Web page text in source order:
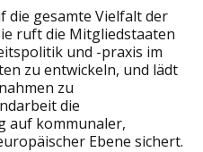
die gesamte Vielfalt der
ruft die Mitgliedstaaten
und -praxis im
zu entwickeln, und lädt
zu
die
auf kommunaler,
Ebene sichert.